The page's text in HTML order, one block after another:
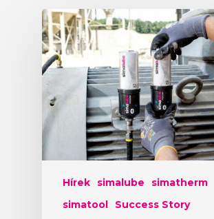
Hírek simalube
simatherm
simatool
Success Story